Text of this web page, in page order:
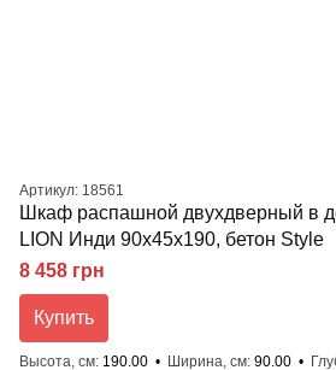
Артикул: 18561
Шкаф распашной двухдверный в
LION Инди 90х45х190, бетон Style
8 458 грн
Купить
Высота, см 190.00 Ширина, см 90.00